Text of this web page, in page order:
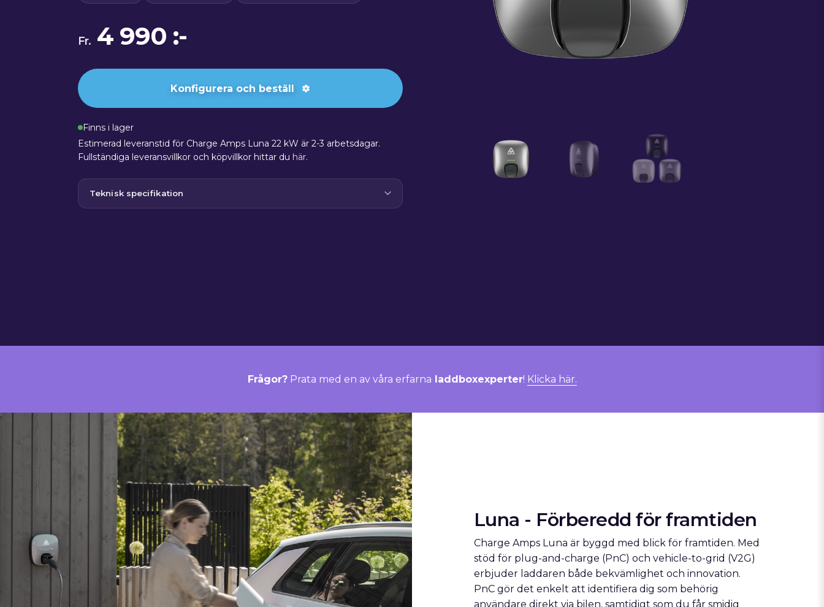
Fr. 4 990 :-
Konfigurera och beställ
Finns i lager
Estimerad leveranstid för Charge Amps Luna 22 kW är 2-3 arbetsdagar.
Fullständiga leveransvillkor och köpvillkor hittar du här.
Teknisk specifikation
Frågor?Prata med en av våra erfarna laddboxexperter! Klicka här.
Luna - Förberedd för framtiden
Charge Amps Luna är byggd med blick för framtiden. Med
stöd för plug-and-charge (PnC) och vehicle-to-grid (V2G)
erbjuder laddaren både bekvämlighet och innovation.
PnC gör det enkelt att identifiera dig som behörig
användare direkt via bilen, samtidigt som du får smidig